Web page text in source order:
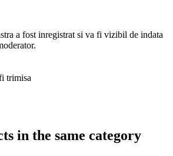
a fost inregistrat si va fi vizibil de indata
trimisa
in the same category